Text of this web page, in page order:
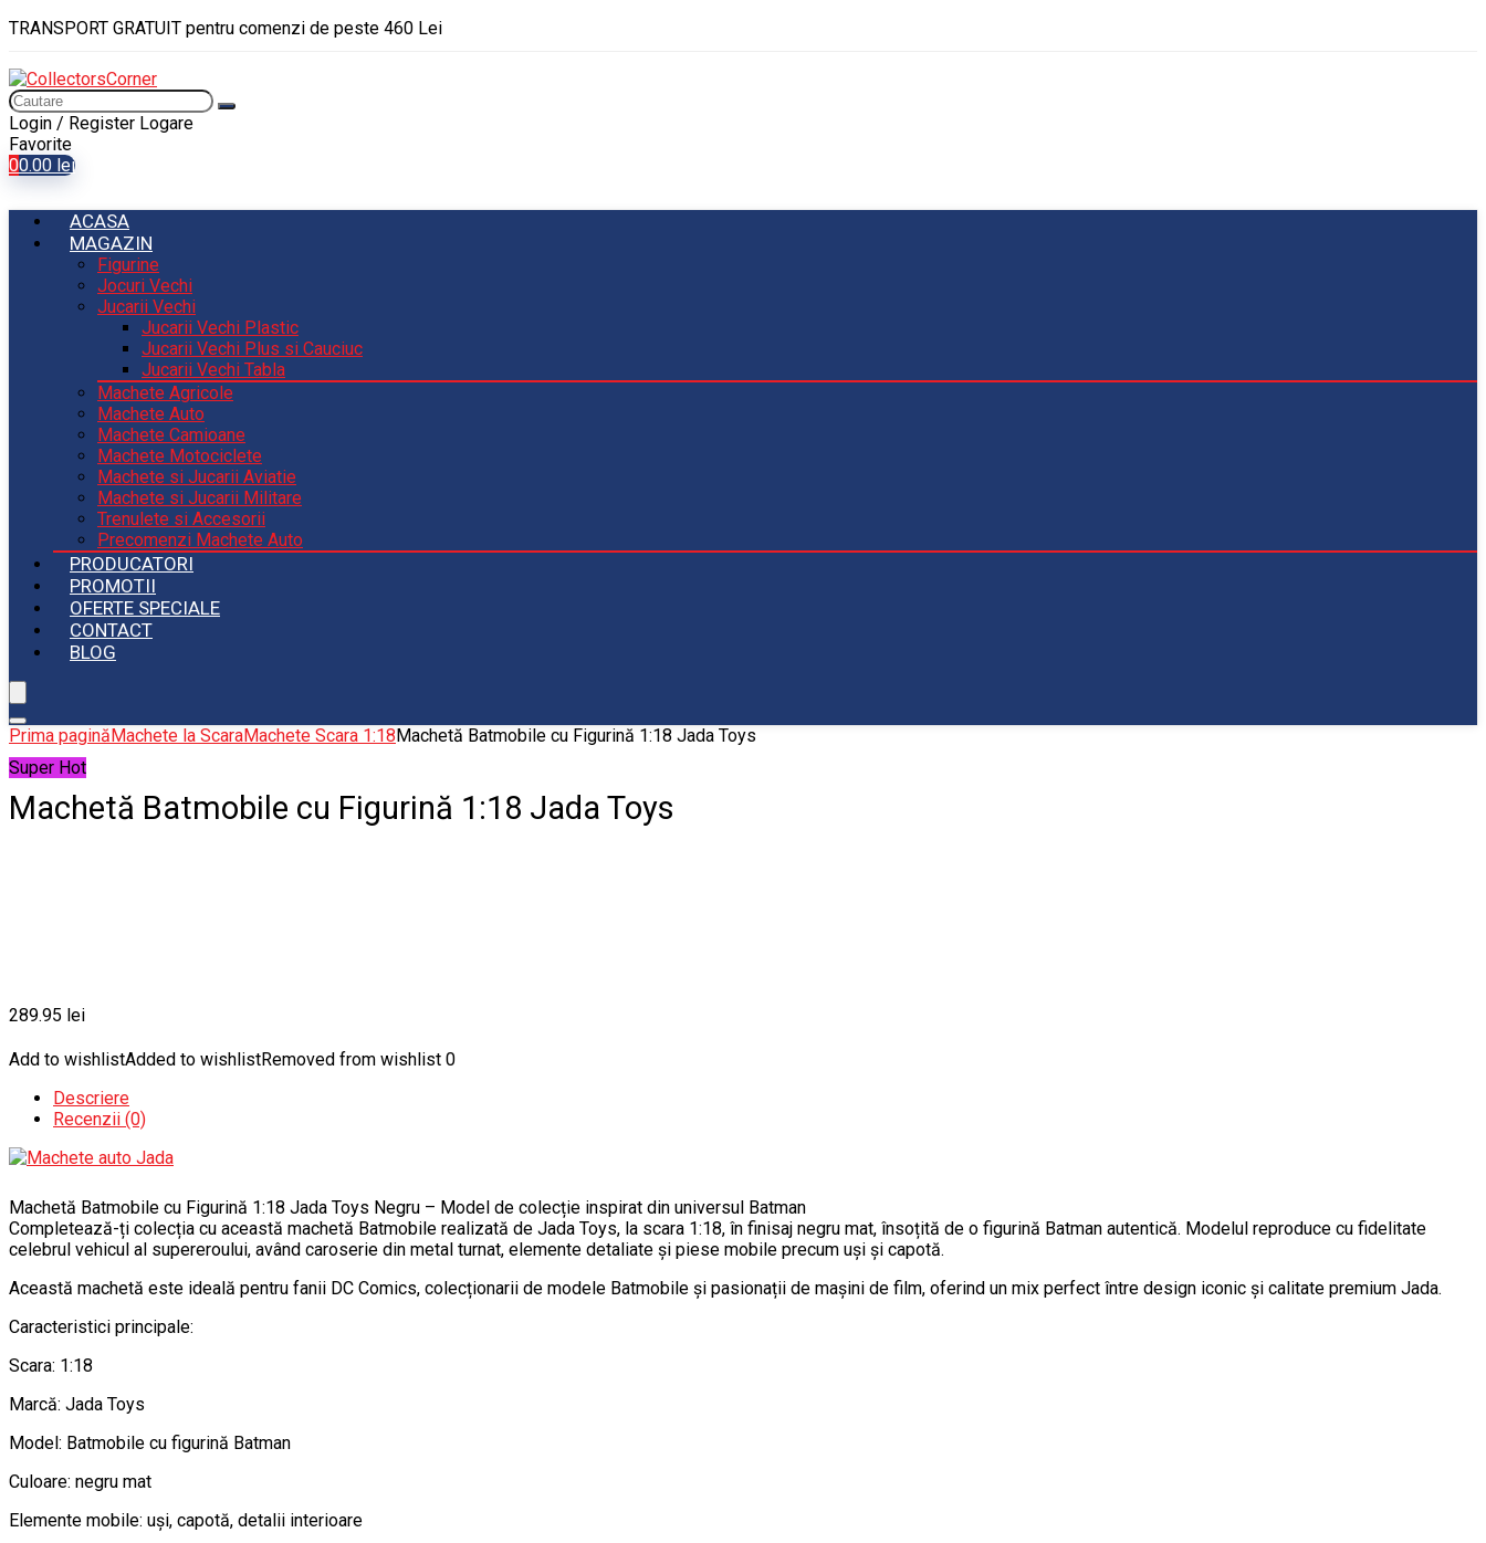
TRANSPORT GRATUIT pentru comenzi de peste 460 Lei
Login / Register Logare
Favorite
00.00 lei
ACASA
MAGAZIN
Figurine
Jocuri Vechi
Jucarii Vechi
Jucarii Vechi Plastic
Jucarii Vechi Plus si Cauciuc
Jucarii Vechi Tabla
Machete Agricole
Machete Auto
Machete Camioane
Machete Motociclete
Machete si Jucarii Aviatie
Machete si Jucarii Militare
Trenulete si Accesorii
Precomenzi Machete Auto
PRODUCATORI
PROMOTII
OFERTE SPECIALE
CONTACT
BLOG
Prima paginăMachete la ScaraMachete Scara 1:18Machetă Batmobile cu Figurină 1:18 Jada Toys
Super Hot
Machetă Batmobile cu Figurină 1:18 Jada Toys
289.95 lei
Add to wishlistAdded to wishlistRemoved from wishlist 0
Descriere
Recenzii (0)
Machetă Batmobile cu Figurină 1:18 Jada Toys Negru – Model de colecție inspirat din universul Batman
Completează-ți colecția cu această machetă Batmobile realizată de Jada Toys, la scara 1:18, în finisaj negru mat, însoțită de o figurină Batman autentică. Modelul reproduce cu fidelitate
celebrul vehicul al supereroului, având caroserie din metal turnat, elemente detaliate și piese mobile precum uși și capotă.
Această machetă este ideală pentru fanii DC Comics, colecționarii de modele Batmobile și pasionații de mașini de film, oferind un mix perfect între design iconic și calitate premium Jada.
Caracteristici principale:
Scara: 1:18
Marcă: Jada Toys
Model: Batmobile cu figurină Batman
Culoare: negru mat
Elemente mobile: uși, capotă, detalii interioare